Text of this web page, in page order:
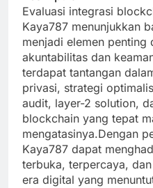
Evaluasi integrasi
Kaya787 menunjukkan
menjadi elemen penting
akuntabilitas dan
terdapat tantangan
privasi, strategi
audit, layer-2 solution,
blockchain yang tepat
mengatasinya.Dengan
Kaya787 dapat
terbuka, terpercaya,
era digital yang